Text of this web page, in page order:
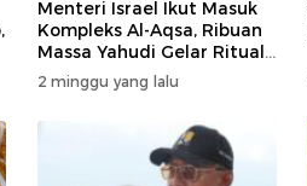
Menteri Israel Ikut Masuk
Kompleks Al-Aqsa, Ribuan
Massa Yahudi Gelar Ritual
di Tengah Pengamanan
Polisi
2 minggu yang lalu